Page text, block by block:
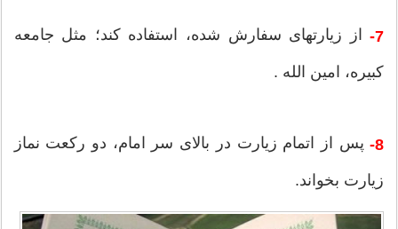
7- از زیارت‎هاى سفارش شده، استفاده كند؛ مثل جامعه
كبیره، امین الله .
8- پس از اتمام زیارت در بالای سر امام، دو ركعت نماز
زیارت بخواند.